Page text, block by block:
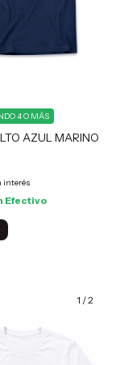
AZUL MARINO
interés
4 O MÁS
Efectivo
1 /2